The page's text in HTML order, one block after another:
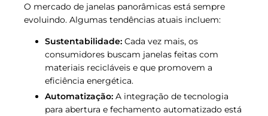
O mercado de janelas panorâmicas está sempre
evoluindo. Algumas tendências atuais incluem:
Sustentabilidade: Cada vez mais, os
consumidores buscam janelas feitas com
materiais recicláveis e que promovem a
eficiência energética.
Automatização: A integração de tecnologia
para abertura e fechamento automatizado está